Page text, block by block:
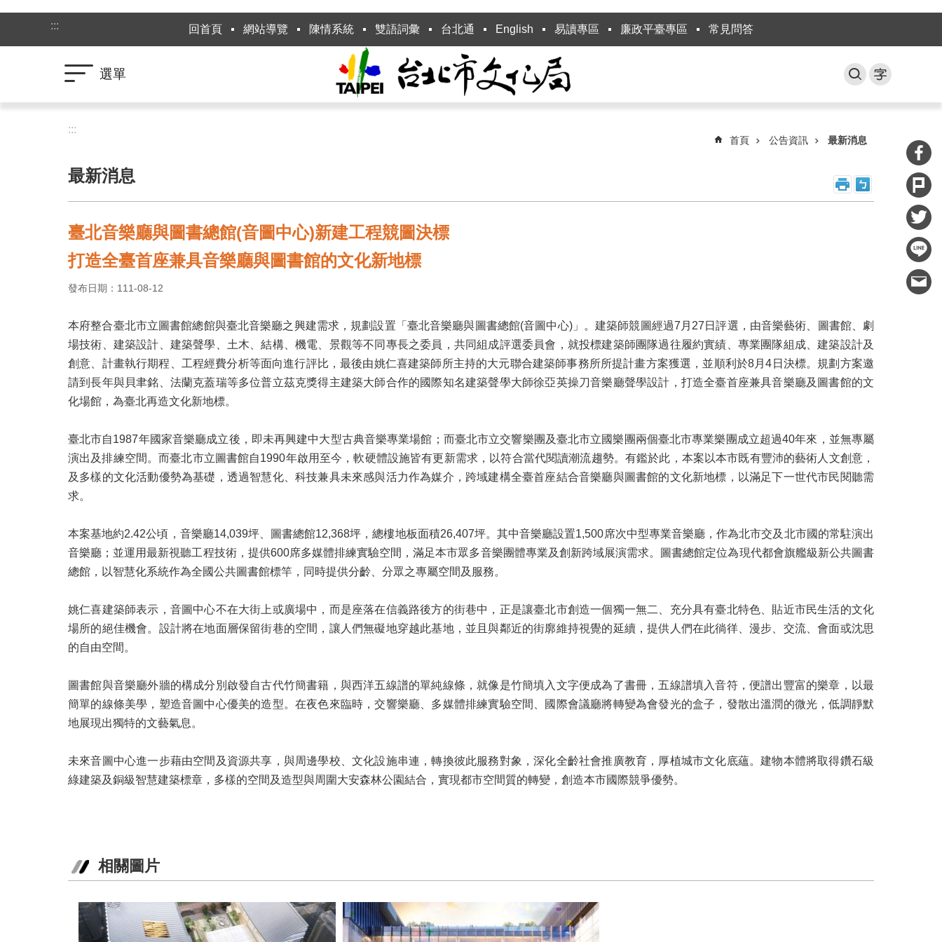
跳到主要內容區塊
:::
回首頁 網站導覽 陳情系統 雙語詞彙 台北通 English 易讀專區 廉政平臺專區 常見問答
選單
:::
首頁 公告資訊 最新消息
最新消息
臺北音樂廳與圖書總館(音圖中心)新建工程競圖決標
打造全臺首座兼具音樂廳與圖書館的文化新地標
發布日期：111-08-12
本府整合臺北市立圖書館總館與臺北音樂廳之興建需求，規劃設置「臺北音樂廳與圖書總館(音圖中心)」。建築師競圖經過7月27日評選，由音樂藝術、圖書館、劇
場技術、建築設計、建築聲學、土木、結構、機電、景觀等不同專長之委員，共同組成評選委員會，就投標建築師團隊過往履約實績、專業團隊組成、建築設計及
創意、計畫執行期程、工程經費分析等面向進行評比，最後由姚仁喜建築師所主持的大元聯合建築師事務所所提計畫方案獲選，並順利於8月4日決標。規劃方案邀
請到長年與貝聿銘、法蘭克蓋瑞等多位普立茲克獎得主建築大師合作的國際知名建築聲學大師徐亞英操刀音樂廳聲學設計，打造全臺首座兼具音樂廳及圖書館的文
化場館，為臺北再造文化新地標。
臺北市自1987年國家音樂廳成立後，即未再興建中大型古典音樂專業場館；而臺北市立交響樂團及臺北市立國樂團兩個臺北市專業樂團成立超過40年來，並無專屬
演出及排練空間。而臺北市立圖書館自1990年啟用至今，軟硬體設施皆有更新需求，以符合當代閱讀潮流趨勢。有鑑於此，本案以本市既有豐沛的藝術人文創意，
及多樣的文化活動優勢為基礎，透過智慧化、科技兼具未來感與活力作為媒介，跨域建構全臺首座結合音樂廳與圖書館的文化新地標，以滿足下一世代市民閱聽需
求。
本案基地約2.42公頃，音樂廳14,039坪、圖書總館12,368坪，總樓地板面積26,407坪。其中音樂廳設置1,500席次中型專業音樂廳，作為北市交及北市國的常駐演出
音樂廳；並運用最新視聽工程技術，提供600席多媒體排練實驗空間，滿足本市眾多音樂團體專業及創新跨域展演需求。圖書總館定位為現代都會旗艦級新公共圖書
總館，以智慧化系統作為全國公共圖書館標竿，同時提供分齡、分眾之專屬空間及服務。
姚仁喜建築師表示，音圖中心不在大街上或廣場中，而是座落在信義路後方的街巷中，正是讓臺北市創造一個獨一無二、充分具有臺北特色、貼近市民生活的文化
場所的絕佳機會。設計將在地面層保留街巷的空間，讓人們無礙地穿越此基地，並且與鄰近的街廓維持視覺的延續，提供人們在此徜徉、漫步、交流、會面或沈思
的自由空間。
圖書館與音樂廳外牆的構成分別啟發自古代竹簡書籍，與西洋五線譜的單純線條，就像是竹簡填入文字便成為了書冊，五線譜填入音符，便譜出豐富的樂章，以最
簡單的線條美學，塑造音圖中心優美的造型。在夜色來臨時，交響樂廳、多媒體排練實驗空間、國際會議廳將轉變為會發光的盒子，發散出溫潤的微光，低調靜默
地展現出獨特的文藝氣息。
未來音圖中心進一步藉由空間及資源共享，與周邊學校、文化設施串連，轉換彼此服務對象，深化全齡社會推廣教育，厚植城市文化底蘊。建物本體將取得鑽石級
綠建築及銅級智慧建築標章，多樣的空間及造型與周圍大安森林公園結合，實現都市空間質的轉變，創造本市國際競爭優勢。
相關圖片